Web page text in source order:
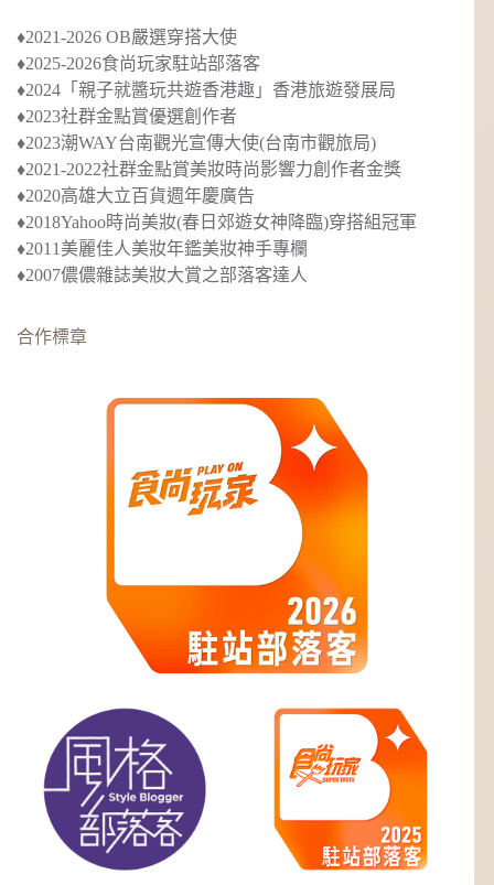
♦︎2021-2026 OB嚴選穿搭大使
♦︎2025-2026食尚玩家駐站部落客
♦︎2024 「親子就醬玩共遊香港趣」 香港旅遊發展局
♦︎2023社群金點賞優選創作者
♦︎2023潮WAY台南觀光宣傳大使(台南市觀旅局)
♦︎2021-2022社群金點賞美妝時尚影響力創作者金獎
♦︎2020高雄大立百貨週年慶廣告
♦︎2018Yahoo時尚美妝(春日郊遊女神降臨)穿搭組冠軍
♦︎2011美麗佳人美妝年鑑美妝神手專欄
♦︎2007儂儂雜誌美妝大賞之部落客達人
合作標章